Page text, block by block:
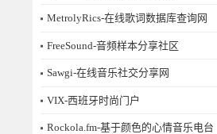
MetrolyRics-在线歌词数据库查询网
FreeSound-音频样本分享社区
Sawgi-在线音乐社交分享网
​VIX-西班牙时尚门户
Rockola.fm-基于颜色的心情音乐电台